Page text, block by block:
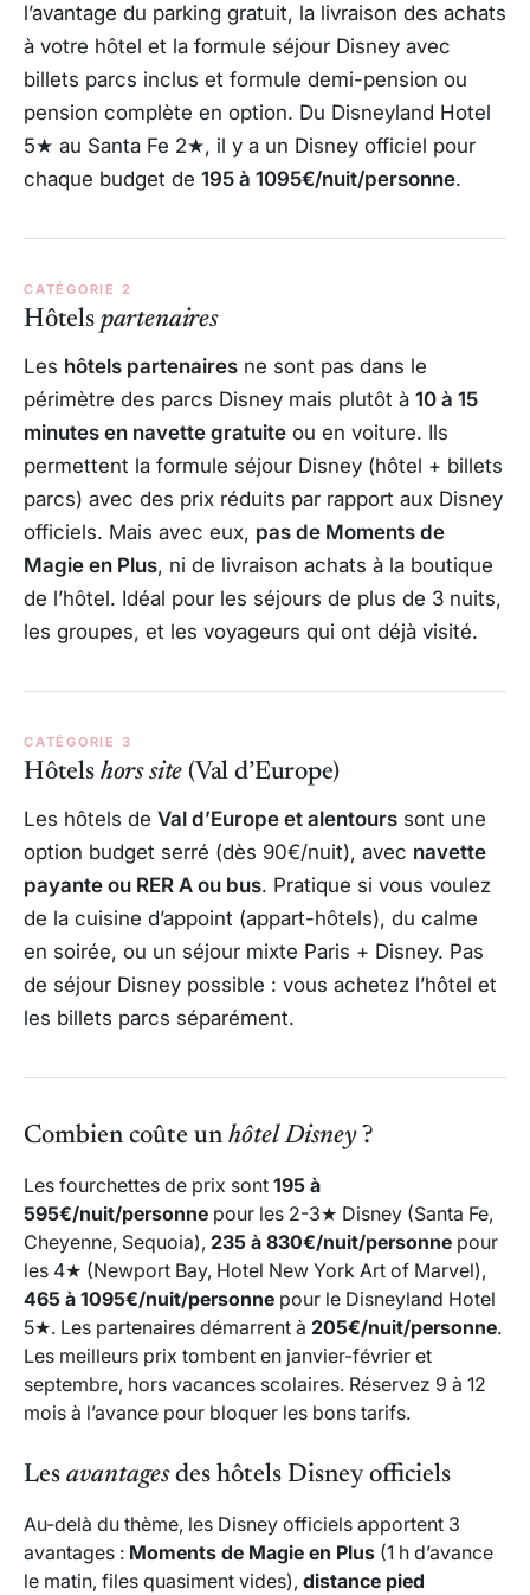
l’avantage du parking gratuit, la livraison des achats
à votre hôtel et la formule séjour Disney avec
billets parcs inclus et formule demi-pension ou
pension complète en option. Du Disneyland Hotel
5★ au Santa Fe 2★, il y a un Disney officiel pour
chaque budget de 195 à 1095€/nuit/personne.
CATÉGORIE 2
Hôtels partenaires
Les hôtels partenaires ne sont pas dans le
périmètre des parcs Disney mais plutôt à 10 à 15
minutes en navette gratuite ou en voiture. Ils
permettent la formule séjour Disney (hôtel + billets
parcs) avec des prix réduits par rapport aux Disney
officiels. Mais avec eux, pas de Moments de
Magie en Plus, ni de livraison achats à la boutique
de l’hôtel. Idéal pour les séjours de plus de 3 nuits,
les groupes, et les voyageurs qui ont déjà visité.
CATÉGORIE 3
Hôtels hors site (Val d’Europe)
Les hôtels de Val d’Europe et alentours sont une
option budget serré (dès 90€/nuit), avec navette
payante ou RER A ou bus. Pratique si vous voulez
de la cuisine d’appoint (appart-hôtels), du calme
en soirée, ou un séjour mixte Paris + Disney. Pas
de séjour Disney possible : vous achetez l’hôtel et
les billets parcs séparément.
Combien coûte un hôtel Disney?
Les fourchettes de prix sont 195 à
595€/nuit/personne pour les 2-3★ Disney (Santa Fe,
Cheyenne, Sequoia), 235 à 830€/nuit/personne pour
les 4★ (Newport Bay, Hotel New York Art of Marvel),
465 à 1095€/nuit/personne pour le Disneyland Hotel
5★. Les partenaires démarrent à 205€/nuit/personne.
Les meilleurs prix tombent en janvier-février et
septembre, hors vacances scolaires. Réservez 9 à 12
mois à l’avance pour bloquer les bons tarifs.
Les avantagesdes hôtels Disney officiels
Au-delà du thème, les Disney officiels apportent 3
avantages : Moments de Magie en Plus (1 h d’avance
le matin, files quasiment vides), distance pied